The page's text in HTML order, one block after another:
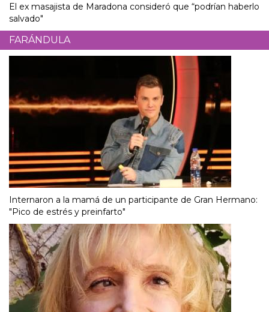
El ex masajista de Maradona consideró que “podrían haberlo
salvado"
FARÁNDULA
Internaron a la mamá de un participante de Gran Hermano:
"Pico de estrés y preinfarto"